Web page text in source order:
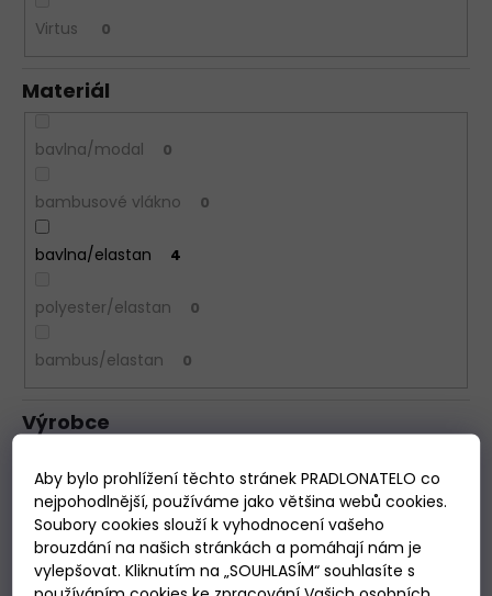
Aby bylo prohlížení těchto stránek PRADLONATELO co
nejpohodlnější, používáme jako většina webů cookies.
Soubory cookies slouží k vyhodnocení vašeho
brouzdání na našich stránkách a pomáhají nám je
vylepšovat. Kliknutím na „SOUHLASÍM“ souhlasíte s
Virtus 0
Materiál
bavlna/modal 0
bambusové vlákno 0
bavlna/elastan 4
polyester/elastan 0
bambus/elastan 0
Výrobce
Atlantic 0
Brubeck 4
Cornette 0